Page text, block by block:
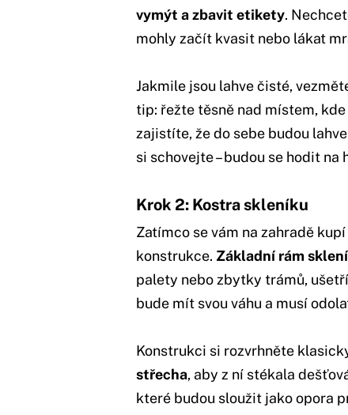
vymýt a zbavit etikety.
mohly začít kvasit nebo lákat
Jakmile jsou lahve čisté,
tip: řežte těsně nad místem,
zajistíte, že do sebe budou
si schovejte – budou se hodit
Krok 2: Kostra skleníku
Zatímco se vám na zahradě
konstrukce. Základní rám
palety nebo zbytky trámů,
bude mít svou váhu a musí
Konstrukci si rozvrhněte
střecha, aby z ní stékala
které budou sloužit jako opora